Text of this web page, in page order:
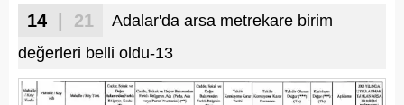
14 | 21
Adalar'da arsa metrekare birim
değerleri belli oldu-13